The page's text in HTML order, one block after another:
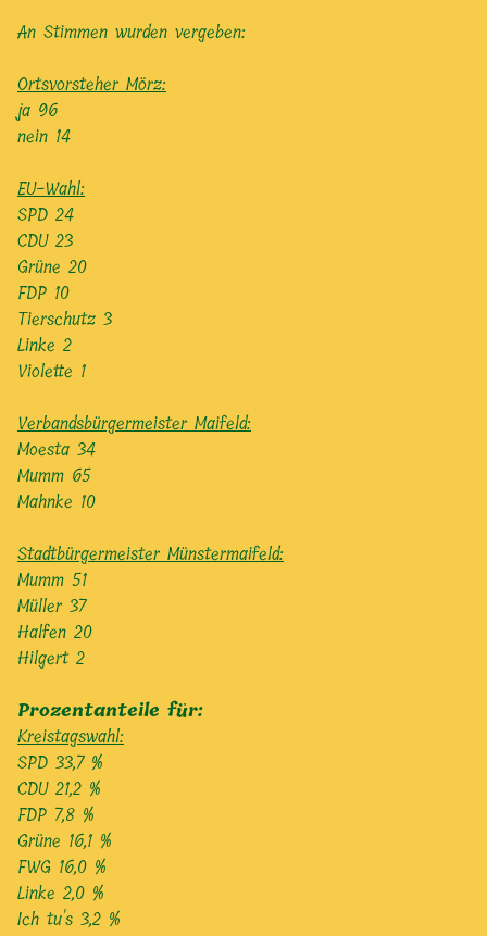
An Stimmen wurden vergeben:
Ortsvorsteher Mörz:
ja 96
nein 14
EU-Wahl:
SPD 24
CDU 23
Grüne 20
FDP 10
Tierschutz 3
Linke 2
Violette 1
Verbandsbürgermeister Maifeld:
Moesta 34
Mumm 65
Mahnke 10
Stadtbürgermeister Münstermaifeld:
Mumm 51
Müller 37
Halfen 20
Hilgert 2
Prozentanteile für:
Kreistagswahl:
SPD 33,7 %
CDU 21,2 %
FDP 7,8 %
Grüne 16,1 %
FWG 16,0 %
Linke 2,0 %
Ich tu's 3,2 %